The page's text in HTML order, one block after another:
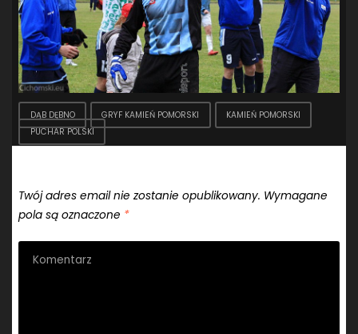
DĄB DĘBNO GRYF KAMIEŃ POMORSKI
KAMIEŃ POMORSKI
PUCHAR POLSKI
Twój adres email nie zostanie opublikowany. Wymagane
pola są oznaczone *